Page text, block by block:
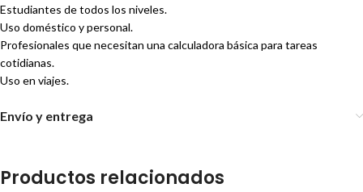
Estudiantes de todos los niveles.
Uso doméstico y personal.
Profesionales que necesitan una calculadora básica para tareas
cotidianas.
Uso en viajes.
Envío y entrega
Productos relacionados